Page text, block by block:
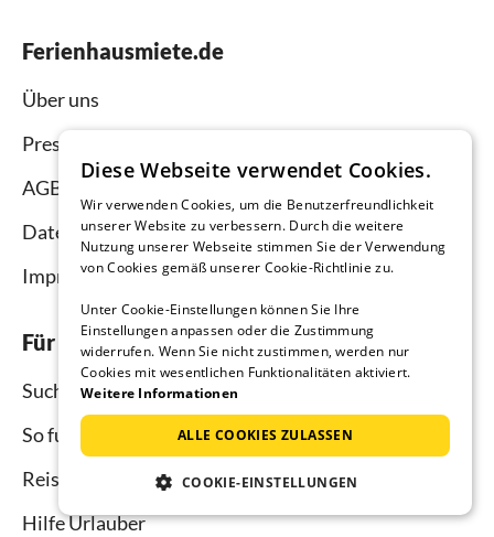
Ferienhausmiete.de
Über uns
Presse
AGB
Datenschutz
Impressum
Für Urlauber
Suche
So funktioniert`s
Reisemagazin
Hilfe Urlauber
Diese Webseite verwendet Cookies.
Wir verwenden Cookies, um die Benutzerfreundlichkeit
unserer Website zu verbessern. Durch die weitere
Nutzung unserer Webseite stimmen Sie der Verwendung
von Cookies gemäß unserer Cookie-Richtlinie zu.
Unter Cookie-Einstellungen können Sie Ihre
Einstellungen anpassen oder die Zustimmung
widerrufen. Wenn Sie nicht zustimmen, werden nur
Cookies mit wesentlichen Funktionalitäten aktiviert.
Weitere Informationen
ALLE COOKIES ZULASSEN
COOKIE-EINSTELLUNGEN